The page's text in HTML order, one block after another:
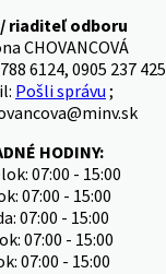
riaditeľ odboru
CHOVANCOVÁ
6124, 0905 237 425
Pošli správu ;
HODINY:
07:00 - 15:00
07:00 - 15:00
07:00 - 15:00
07:00 - 15:00
07:00 - 15:00